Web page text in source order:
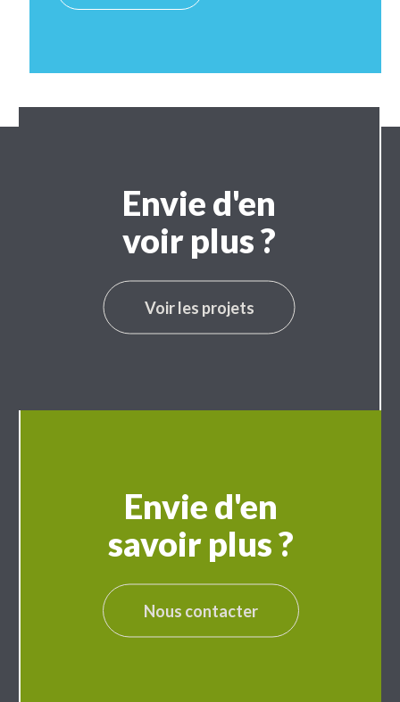
Envie d'en
voir plus ?
Voir les projets
Envie d'en
savoir plus ?
Nous contacter